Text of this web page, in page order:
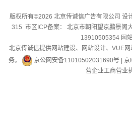
版权所有©2026 北京传诚信广告有限公司 设
315 市区ICP备案： 北京市朝阳望京鹏景阁
13910505354 网
北京传诚信提供网站建设、网站设计、VUE
务。
京公网安备11010502031690号 京
营企业工商营业